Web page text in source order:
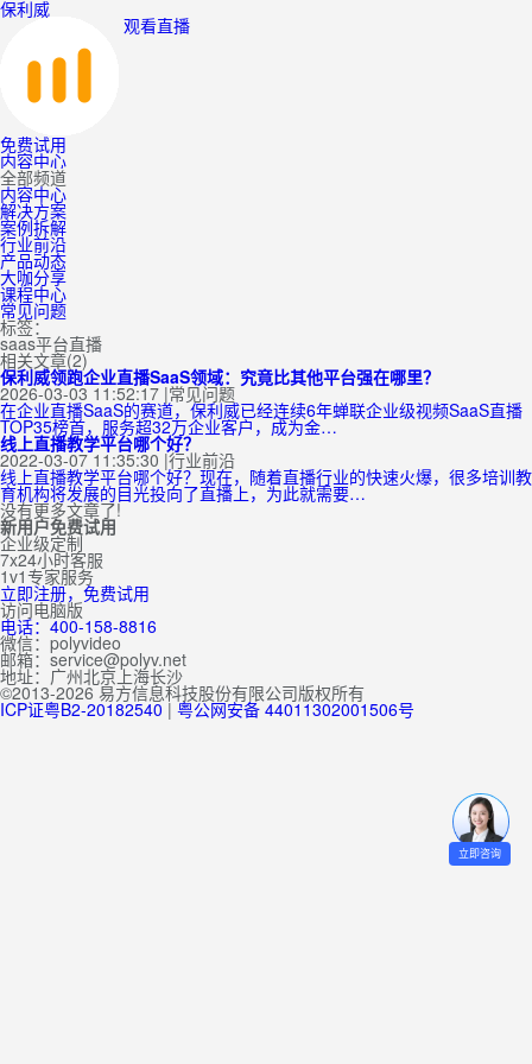
保利威
观看直播
免费试用
内容中心
全部频道
内容中心
解决方案
案例拆解
行业前沿
产品动态
大咖分享
课程中心
常见问题
标签：
saas平台直播
相关文章(2)
保利威领跑企业直播SaaS领域：究竟比其他平台强在哪里？
2026-03-03 11:52:17 |常见问题
在企业直播SaaS的赛道，保利威已经连续6年蝉联企业级视频SaaS直播
TOP35榜首，服务超32万企业客户，成为金…
线上直播教学平台哪个好？
2022-03-07 11:35:30 |行业前沿
线上直播教学平台哪个好？现在，随着直播行业的快速火爆，很多培训教
育机构将发展的目光投向了直播上，为此就需要…
没有更多文章了!
新用户免费试用
企业级定制
7x24小时客服
1v1专家服务
立即注册，免费试用
访问电脑版
电话：400-158-8816
微信：polyvideo
邮箱：service@polyv.net
地址： 广州北京 上海长沙
©2013-2026 易方信息科技股份有限公司版权所有
ICP证粤B2-20182540 | 粤公网安备 44011302001506号
立即咨询